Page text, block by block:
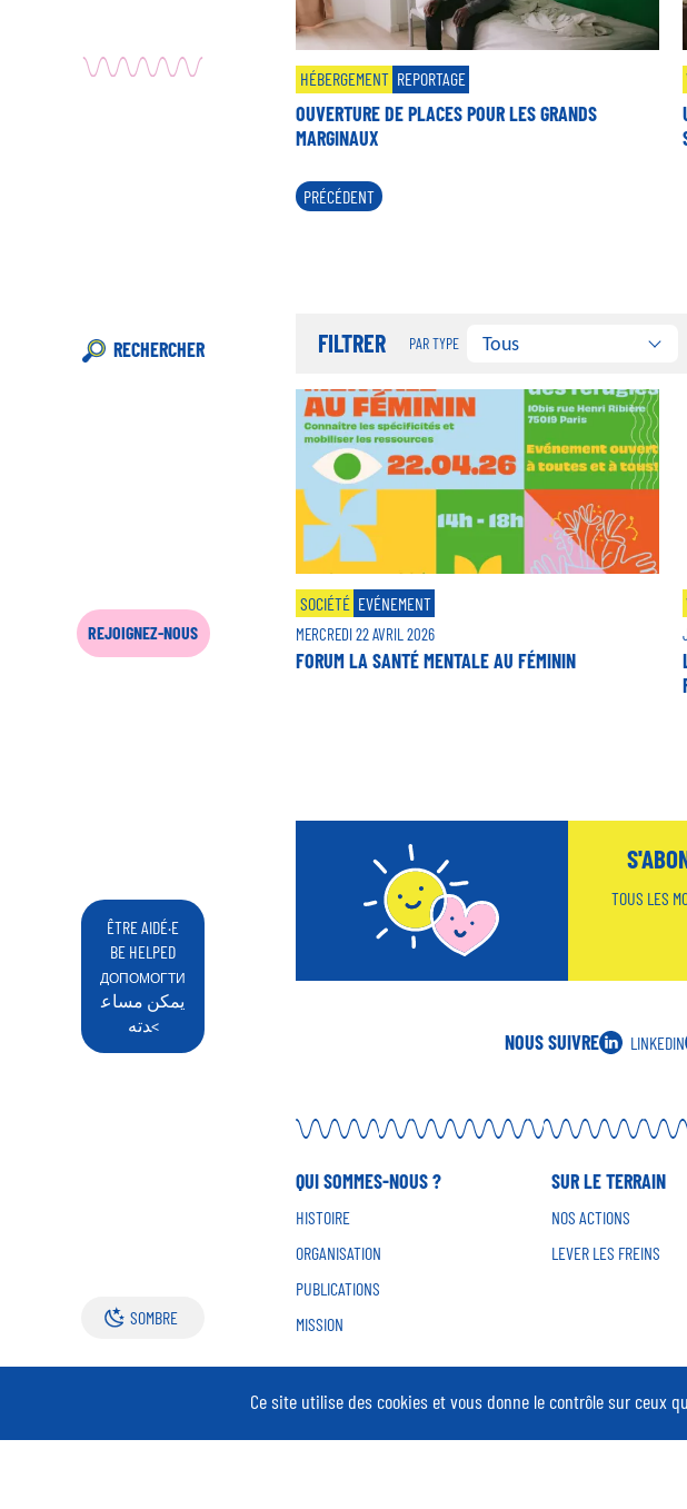
RECHERCHER
REJOIGNEZ-NOUS
ÊTRE AIDÉ·E
BE HELPED
ДОПОМОГТИ
يمكن مساع
دته<
SOMBRE
HÉBERGEMENT REPORTAGE
OUVERTURE DE PLACES POUR LES GRANDS
MARGINAUX
Pagination
PAGE
PRÉCÉDENTE
PRÉCÉDENT
FILTRER PAR TYPE Tous
SOCIÉTÉ EVÉNEMENT
MERCREDI 22 AVRIL 2026
FORUM LA SANTÉ MENTALE AU FÉMININ
TOUS LES
NOUS SUIVRE LINKEDIN
QUI SOMMES-NOUS ?
HISTOIRE
ORGANISATION
PUBLICATIONS
MISSION
SUR LE TERRAIN
NOS ACTIONS
LEVER LES FREINS
CONTACT ESPACE NOTAIRES ESPACE PRESSE
Ce site utilise des cookies et vous donne le contrôle sur ceux